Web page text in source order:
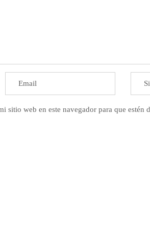
sitio web en este navegador para que estén